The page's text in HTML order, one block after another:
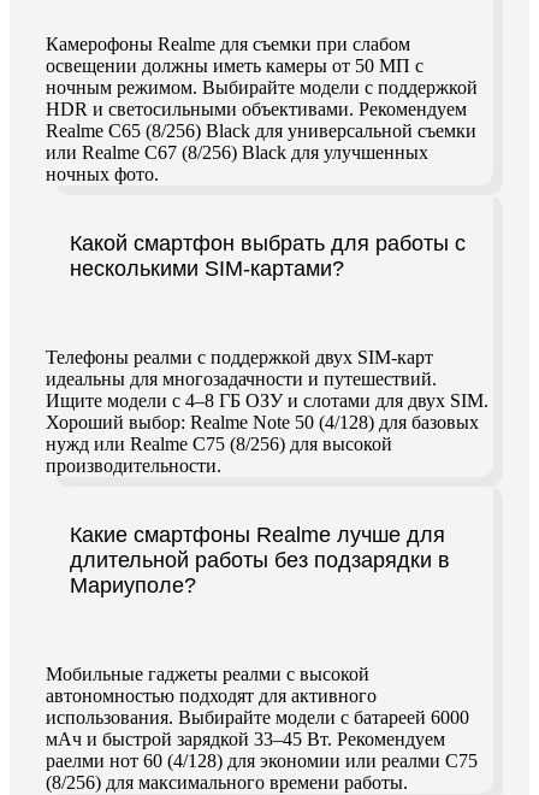
Камерофоны Realme для съемки при слабом
освещении должны иметь камеры от 50 МП с
ночным режимом. Выбирайте модели с поддержкой
HDR и светосильными объективами. Рекомендуем
Realme C65 (8/256) Black для универсальной съемки
или Realme C67 (8/256) Black для улучшенных
ночных фото.
Какой смартфон выбрать для работы с
несколькими SIM-картами?
Телефоны реалми с поддержкой двух SIM-карт
идеальны для многозадачности и путешествий.
Ищите модели с 4–8 ГБ ОЗУ и слотами для двух SIM.
Хороший выбор: Realme Note 50 (4/128) для базовых
нужд или Realme C75 (8/256) для высокой
производительности.
Какие смартфоны Realme лучше для
длительной работы без подзарядки в
Мариуполе?
Мобильные гаджеты реалми с высокой
автономностью подходят для активного
использования. Выбирайте модели с батареей 6000
мАч и быстрой зарядкой 33–45 Вт. Рекомендуем
раелми нот 60 (4/128) для экономии или реалми C75
(8/256) для максимального времени работы.